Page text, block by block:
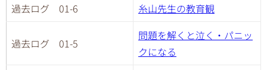
過去ログ 01-6
糸山先生の教育観
過去ログ 01-5
問題を解くと泣く・パニッ
クになる